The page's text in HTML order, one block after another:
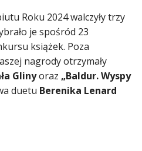
Roku 2024 walczyły trzy
je spośród 23
książek. Poza
nagrody otrzymały
Glinyoraz „Baldur. Wyspy
duetu Berenika Lenard